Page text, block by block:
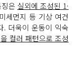
은 실외에 조성된 1·
세먼지 등 기상 여건
. 더욱이 운동이 익숙
컬러 패턴으로 조성